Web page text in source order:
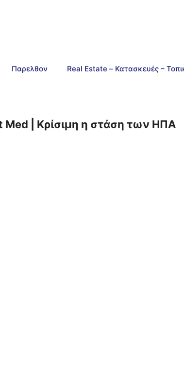
Παρελθον Real Estate – Κατασκευές –
Med | Κρίσιμη η στάση των ΗΠΑ